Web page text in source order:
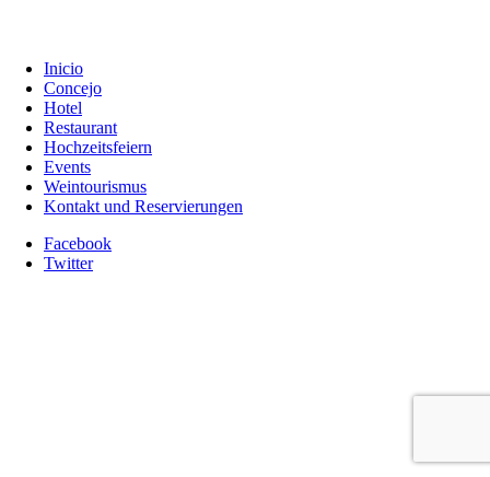
Inicio
Concejo
Hotel
Restaurant
Hochzeitsfeiern
Events
Weintourismus
Kontakt und Reservierungen
Facebook
Twitter